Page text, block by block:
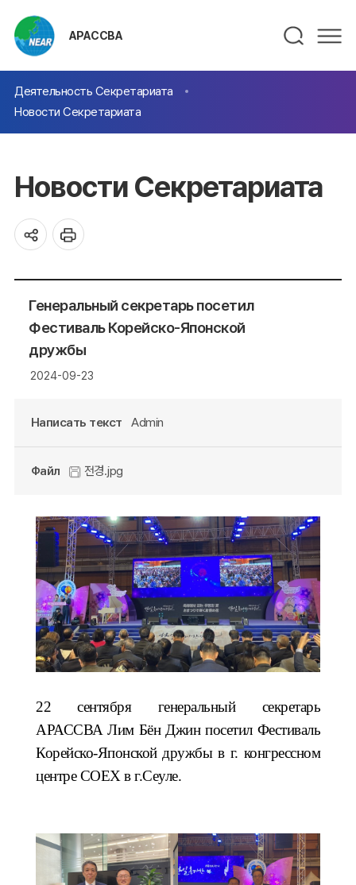
АРАССВА
Деятельность Секретариата
Новости Секретариата
Новости Секретариата
Генеральный секретарь посетил
Фестиваль Корейско-Японской
дружбы
2024-09-23
Написать текст Admin
Файл 전경.jpg
22 сентября генеральный секретарь
АРАССВА Лим Бён Джин посетил Фестиваль
Корейско-Японской дружбыв г. конгрессном
центреCOEX в г.Сеуле.